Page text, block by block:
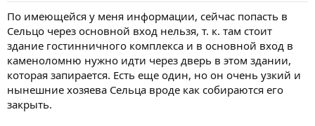
По имеющейся у меня информации, сейчас попасть в
Сельцо через основной вход нельзя, т. к. там стоит
здание гостинничного комплекса и в основной вход в
каменоломню нужно идти через дверь в этом здании,
которая запирается. Есть еще один, но он очень узкий и
нынешние хозяева Сельца вроде как собираются его
закрыть.